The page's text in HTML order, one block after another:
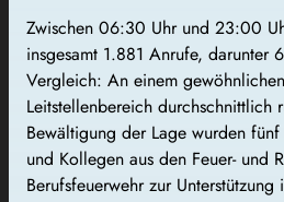
Zwischen 06:30 Uhr und 23:00
insgesamt 1.881 Anrufe, darunter
Vergleich: An einem
Leitstellenbereich
Bewältigung der Lage wurden
und Kollegen aus den Feuer- und
Berufsfeuerwehr zur